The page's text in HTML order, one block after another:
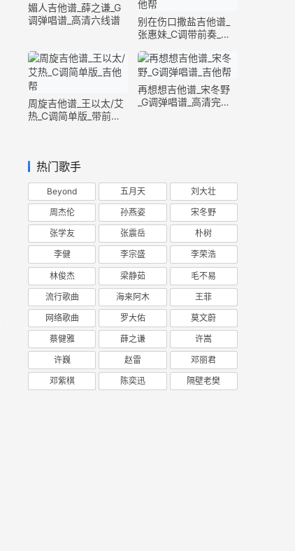
媚人吉他谱_薛之谦_G
调弹唱谱_高清六线谱
别在伤口撒盐吉他谱_
张惠妹_C调带前奏_完
周旋吉他谱_王以太/艾
热_C调简单版_带前奏
再想想吉他谱_宋冬野
_G调弹唱谱_高清完整
热门歌手
Beyond 五月天 刘大壮
周杰伦 孙燕姿 宋冬野
张学友 张震岳 朴树
李健 李宗盛 李荣浩
林俊杰 梁静茹 毛不易
流行歌曲 海来阿木 王菲
网络歌曲 罗大佑 莫文蔚
蔡健雅 薛之谦 许嵩
许巍 赵雷 邓丽君
邓紫棋 陈奕迅 隔壁老樊